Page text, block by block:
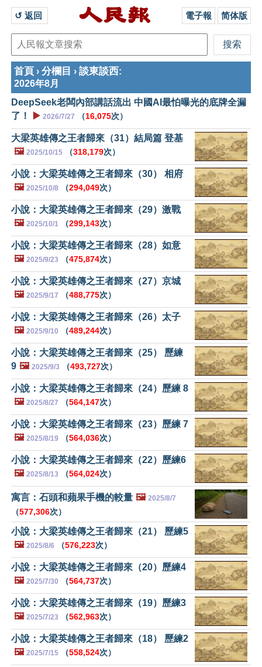
↺ 返回 電子報 简体版
首頁 › 分欄目 › 談東談西:
2026年8月
DeepSeek老闆內部講話流出 中國AI最怕曝光的底牌全漏
了！
▶️ 2026/7/27 （16,075次）
大梁英雄傳之王者歸來（31）結局篇 登基
🖼️ 2025/10/15 （318,179次）
小說：大梁英雄傳之王者歸來（30） 相府
🖼️ 2025/10/8 （294,049次）
小說：大梁英雄傳之王者歸來（29）激戰
🖼️ 2025/10/1 （299,143次）
小說：大梁英雄傳之王者歸來（28）如意
🖼️ 2025/9/23 （475,874次）
小說：大梁英雄傳之王者歸來（27）京城
🖼️ 2025/9/17 （488,775次）
小說：大梁英雄傳之王者歸來（26）太子
🖼️ 2025/9/10 （489,244次）
小說：大梁英雄傳之王者歸來（25） 歷練
9 🖼️ 2025/9/3 （493,727次）
小說：大梁英雄傳之王者歸來（24）歷練 8
🖼️ 2025/8/27 （564,147次）
小說：大梁英雄傳之王者歸來（23）歷練 7
🖼️ 2025/8/19 （564,036次）
小說：大梁英雄傳之王者歸來（22）歷練6
🖼️ 2025/8/13 （564,024次）
寓言：石頭和蘋果手機的較量 🖼️ 2025/8/7
（577,306次）
小說：大梁英雄傳之王者歸來（21） 歷練5
🖼️ 2025/8/6 （576,223次）
小說：大梁英雄傳之王者歸來（20）歷練4
🖼️ 2025/7/30 （564,737次）
小說：大梁英雄傳之王者歸來（19）歷練3
🖼️ 2025/7/23 （562,963次）
小說：大梁英雄傳之王者歸來（18） 歷練2
🖼️ 2025/7/15 （558,524次）